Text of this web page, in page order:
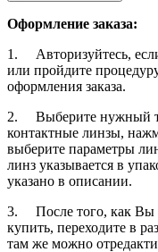
Оформление заказа:
1. Авторизуйтесь,
или пройдите
оформления заказа.
2. Выберите нужный
контактные линзы,
выберите параметры
линз указывается в
указано в описании.
3. После того, как Вы
купить, переходите в
там же можно